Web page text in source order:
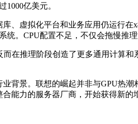
亿美元。
、虚拟化平台和业务应用仍运行
。CPU配置不足，不仅会拖慢推
在推理阶段创造了更多通用计算
背景。联想的崛起并非与GPU热
能力的服务器厂商，开始获得新